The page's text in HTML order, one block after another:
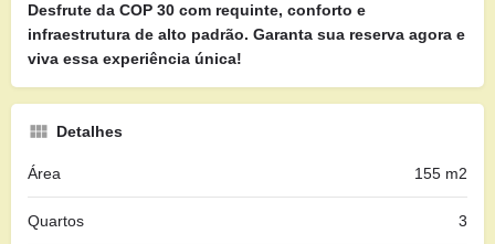
Desfrute da COP 30 com requinte, conforto e
infraestrutura de alto padrão. Garanta sua reserva agora e
viva essa experiência única!
Detalhes
Área 155 m2
Quartos 3